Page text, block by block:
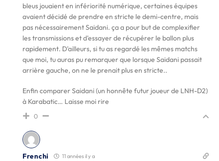
bleus jouaient en infériorité numérique, certaines équipes
avaient décidé de prendre en stricte le demi-centre, mais
pas nécessairement Saidani. ça a pour but de complexifier
les transmissions et d'essayer de récupérer le ballon plus
rapidement. D'ailleurs, si tu as regardé les mêmes matchs
que moi, tu auras pu remarquer que lorsque Saidani passait
arrière gauche, on ne le prenait plus en stricte..
Enfin comparer Saidani (un honnête futur joueur de LNH-D2)
à Karabatic… Laisse moi rire
0
Frenchi 11 années il y a